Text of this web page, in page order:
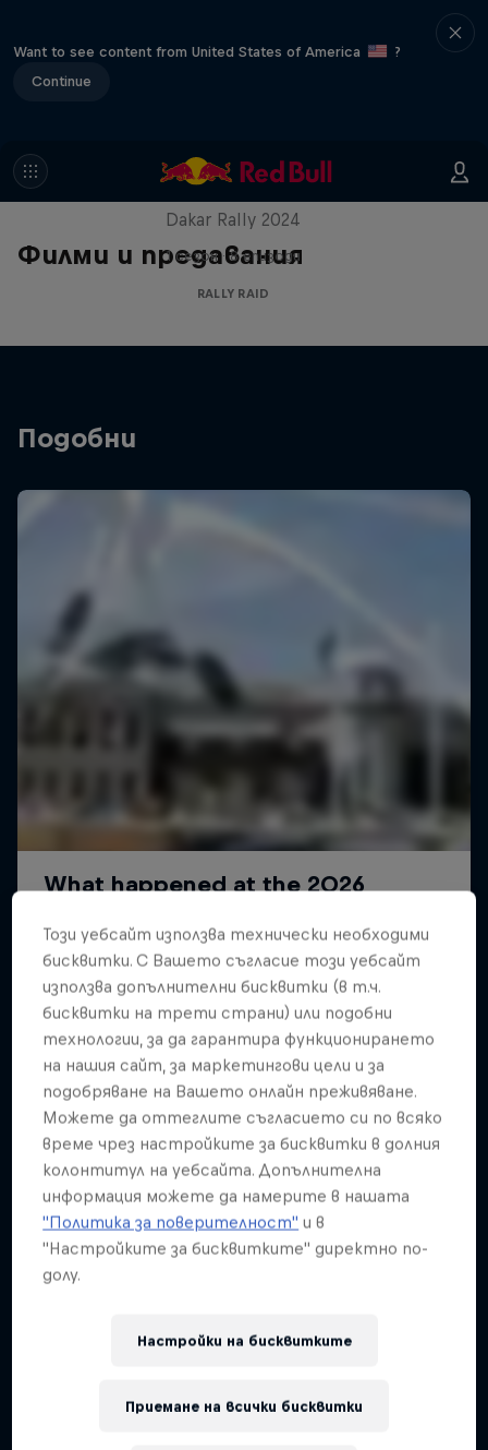
Want to see content from United States of America
?
Continue
Филми и предавания
Dakar: In the Dust
Dakar Rally 2024
1 сезон · 8 епизоди
RALLY RAID
Подобни
Journey to Dakar
Follow Ford Performance on their journey to the
Dakar Rally 2025
1 сезон · 4 епизоди
Този уебсайт използва технически необходими
бисквитки. С Вашето съгласие този уебсайт
използва допълнителни бисквитки (в т.ч.
бисквитки на трети страни) или подобни
технологии, за да гарантира функционирането
на нашия сайт, за маркетингови цели и за
подобряване на Вашето онлайн преживяване.
Можете да оттеглите съгласието си по всяко
време чрез настройките за бисквитки в долния
колонтитул на уебсайта. Допълнителна
информация можете да намерите в нашата
"Политика за поверителност" и в
"Настройките за бисквитките" директно по-
долу.
Настройки на бисквитките
Приемане на всички бисквитки